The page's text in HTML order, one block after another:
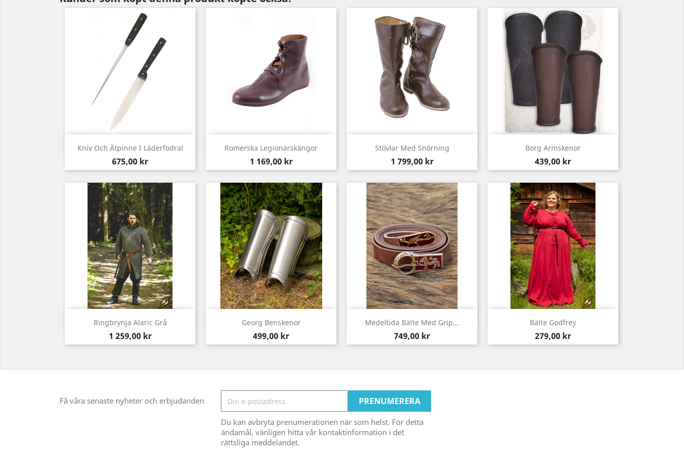
Kniv Och Ätpinne I Läderfodral
Pris
675,00 kr
Snabbvy Romerska Legionärskängor
Pris
1 169,00 kr
 Snabbvy Stövlar Med Snörning
Pris
1 799,00 kr
 Snabbvy Borg Armskenor
Pris
439,00 kr
 Snabbvy
Ringbrynja Alaric Grå
Pris
1 259,00 kr
Snabbvy Georg Benskenor
Pris
499,00 kr
Snabbvy Medeltida Bälte Med Grip...
Pris
749,00 kr
 Snabbvy Bälte Godfrey
Pris
279,00 kr
Snabbvy
Få våra senaste nyheter och erbjudanden
Du kan avbryta prenumerationen när som helst. För detta
ändamål, vänligen hitta vår kontaktinformation i det
rättsliga meddelandet.